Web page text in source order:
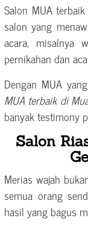
Salon MUA
salon yang
acara, misalnya
pernikahan dan
Dengan MUA
MUA terbaik di
banyak testimony
Salon
Merias wajah
semua orang
hasil yang bagus